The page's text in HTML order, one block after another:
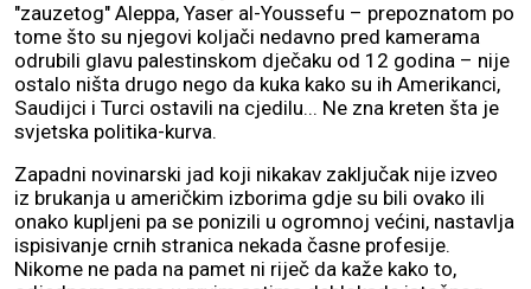
"zauzetog" Aleppa, Yaser al-Youssefu – prepoznatom po
tome što su njegovi koljači nedavno pred kamerama
odrubili glavu palestinskom dječaku od 12 godina – nije
ostalo ništa drugo nego da kuka kako su ih Amerikanci,
Saudijci i Turci ostavili na cjedilu... Ne zna kreten šta je
svjetska politika-kurva.
Zapadni novinarski jad koji nikakav zaključak nije izveo
iz brukanja u američkim izborima gdje su bili ovako ili
onako kupljeni pa se ponizili u ogromnoj većini, nastavlja
ispisivanje crnih stranica nekada časne profesije.
Nikome ne pada na pamet ni riječ da kaže kako to,